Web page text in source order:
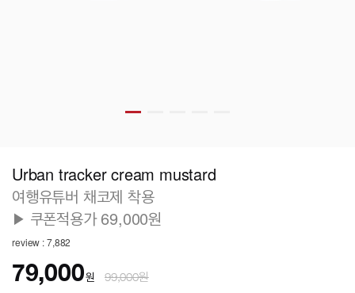
Urban tracker cream mustard
여행유튜버 채코제 착용
▶ 쿠폰적용가 69,000원
review : 7,882
79,000원 99,000원